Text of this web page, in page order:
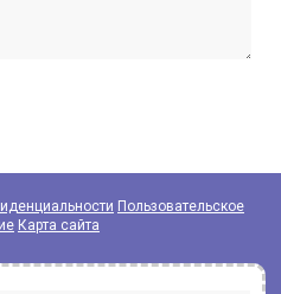
Пользовательское
Карта сайта